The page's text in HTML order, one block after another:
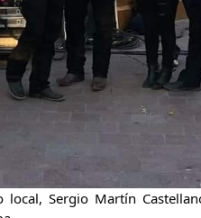
Sergio Martín